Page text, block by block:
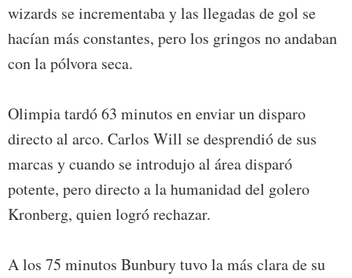
wizards se incrementaba y las llegadas de gol se
hacían más constantes, pero los gringos no andaban
con la pólvora seca.
Olimpia tardó 63 minutos en enviar un disparo
directo al arco. Carlos Will se desprendió de sus
marcas y cuando se introdujo al área disparó
potente, pero directo a la humanidad del golero
Kronberg, quien logró rechazar.
A los 75 minutos Bunbury tuvo la más clara de su